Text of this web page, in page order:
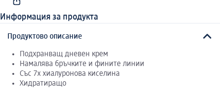
Информация за продукта
Продуктово описание
Подхранващ дневен крем
Намалява бръчките и фините линии
Със 7х хиалуронова киселина
Хидратиращо